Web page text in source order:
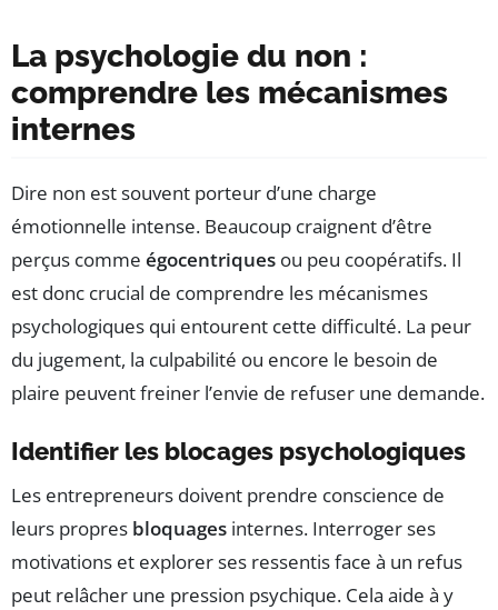
La psychologie du non :
comprendre les mécanismes
internes
Dire non est souvent porteur d’une charge
émotionnelle intense. Beaucoup craignent d’être
perçus comme égocentriques ou peu coopératifs. Il
est donc crucial de comprendre les mécanismes
psychologiques qui entourent cette difficulté. La peur
du jugement, la culpabilité ou encore le besoin de
plaire peuvent freiner l’envie de refuser une demande.
Identifier les blocages psychologiques
Les entrepreneurs doivent prendre conscience de
leurs propres bloquages internes. Interroger ses
motivations et explorer ses ressentis face à un refus
peut relâcher une pression psychique. Cela aide à y